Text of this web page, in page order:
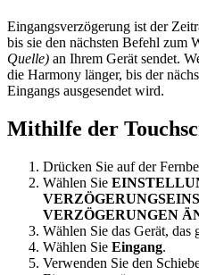
Eingangsverzögerung ist der
bis sie den nächsten Befehl zum
Quelle) an Ihrem Gerät sendet.
die Harmony länger, bis der
Eingangs ausgesendet wird.
Mithilfe der
Drücken Sie auf der
Wählen Sie
VERZÖGERUNGEN
Wählen Sie das Gerät, das
Wählen Sie Eingang.
Verwenden Sie den